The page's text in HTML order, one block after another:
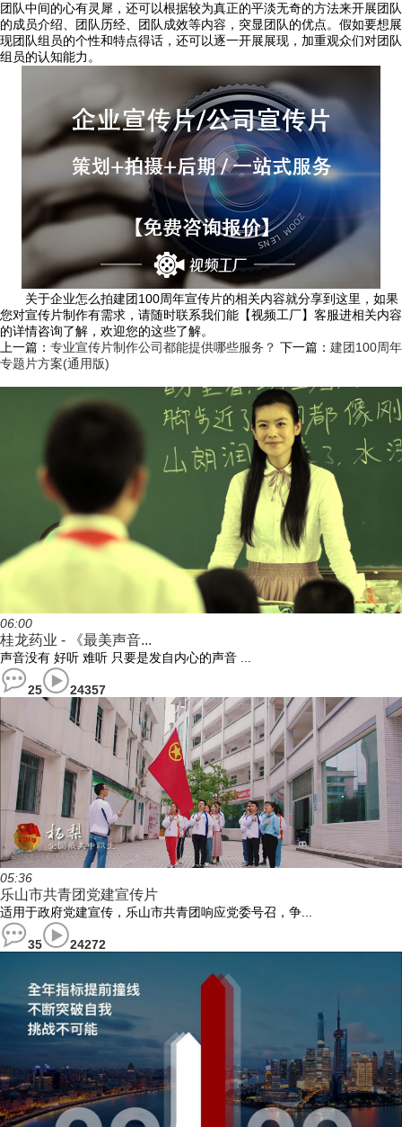
团队中间的心有灵犀，还可以根据较为真正的平淡无奇的方法来开展团队
的成员介绍、团队历经、团队成效等内容，突显团队的优点。假如要想展
现团队组员的个性和特点得话，还可以逐一开展展现，加重观众们对团队
组员的认知能力。
关于企业怎么拍建团100周年宣传片的相关内容就分享到这里，如果
您对宣传片制作有需求，请随时联系我们能【视频工厂】客服进相关内容
的详情咨询了解，欢迎您的这些了解。
上一篇： 专业宣传片制作公司都能提供哪些服务？ 下一篇： 建团100周年
专题片方案(通用版)
06:00
桂龙药业 - 《最美声音...
声音没有 好听 难听 只要是发自内心的声音 ...
25 24357
05:36
乐山市共青团党建宣传片
适用于政府党建宣传，乐山市共青团响应党委号召，争...
35 24272